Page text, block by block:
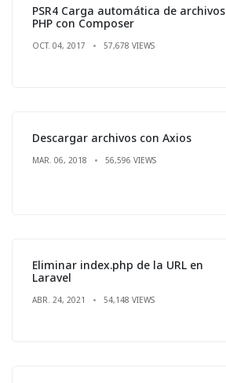
PSR4 Carga automática de archivos
PHP con Composer
OCT. 04, 2017 57,678 VIEWS
Descargar archivos con Axios
MAR. 06, 2018 56,596 VIEWS
Eliminar index.php de la URL en
Laravel
ABR. 24, 2021 54,148 VIEWS